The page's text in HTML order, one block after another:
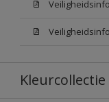
Kleurcollectie